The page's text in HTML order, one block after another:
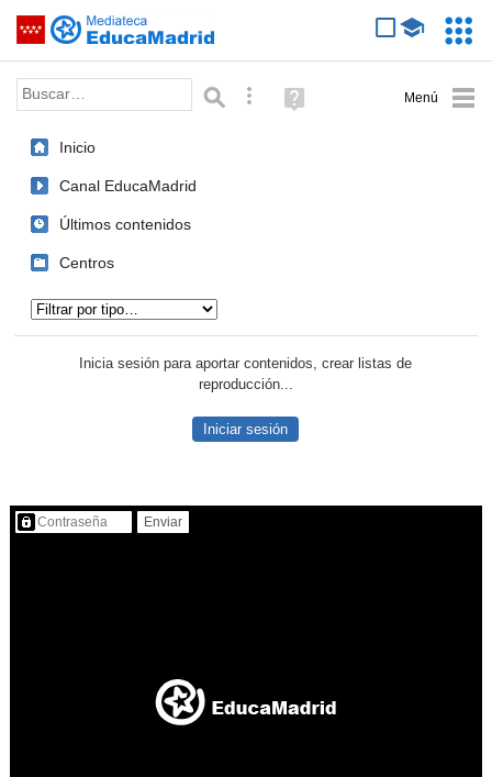
Saltar navegación
Palabra o frase: Búsqueda avanzada
Ayuda
(en
Inicio
Canal EducaMadrid
Últimos contenidos
Centros
Inicia sesión para aportar contenidos, crear listas de
reproducción...
Iniciar sesión
Contenido protegido…